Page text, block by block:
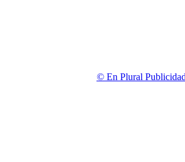
© En Plural